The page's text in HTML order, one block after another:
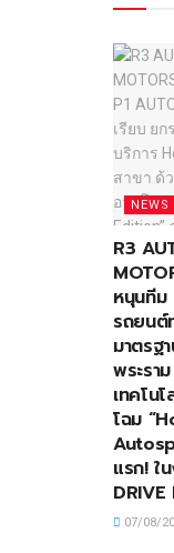
NEWS
R3
หนุนทีม
รถยนต์
มาตรฐ
พระรา
เทคโน
โฉม
แรก! ใ
DRIVE
07/08/